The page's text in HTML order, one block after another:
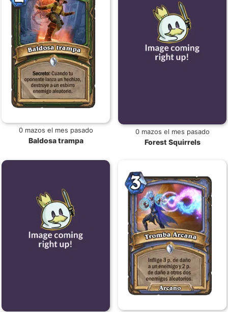
0 mazos el mes pasado
Baldosa trampa
0 mazos el mes pasado
Forest Squirrels